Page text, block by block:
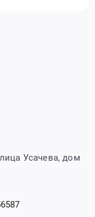
Усачева, дом